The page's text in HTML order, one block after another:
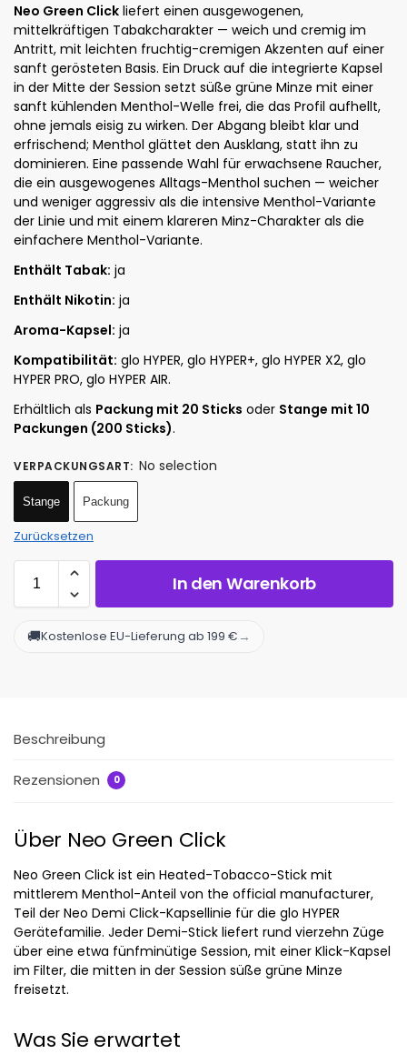
Neo Green Click liefert einen ausgewogenen,
mittelkräftigen Tabakcharakter — weich und cremig im
Antritt, mit leichten fruchtig-cremigen Akzenten auf einer
sanft gerösteten Basis. Ein Druck auf die integrierte Kapsel
in der Mitte der Session setzt süße grüne Minze mit einer
sanft kühlenden Menthol-Welle frei, die das Profil aufhellt,
ohne jemals eisig zu wirken. Der Abgang bleibt klar und
erfrischend; Menthol glättet den Ausklang, statt ihn zu
dominieren. Eine passende Wahl für erwachsene Raucher,
die ein ausgewogenes Alltags-Menthol suchen — weicher
und weniger aggressiv als die intensive Menthol-Variante
der Linie und mit einem klareren Minz-Charakter als die
einfachere Menthol-Variante.
Enthält Tabak: ja
Enthält Nikotin: ja
Aroma-Kapsel: ja
Kompatibilität: glo HYPER, glo HYPER+, glo HYPER X2, glo
HYPER PRO, glo HYPER AIR.
Erhältlich als Packung mit 20 Sticks oder Stange mit 10
Packungen (200 Sticks).
VERPACKUNGSART: No selection
Stange Packung
Zurücksetzen
In den Warenkorb
🚚Kostenlose EU-Lieferung ab 199 € →
Beschreibung
Rezensionen 0
Über Neo Green Click
Neo Green Click ist ein Heated-Tobacco-Stick mit
mittlerem Menthol-Anteil von the official manufacturer,
Teil der Neo Demi Click-Kapsellinie für die glo HYPER
Gerätefamilie. Jeder Demi-Stick liefert rund vierzehn Züge
über eine etwa fünfminütige Session, mit einer Klick-Kapsel
im Filter, die mitten in der Session süße grüne Minze
freisetzt.
Was Sie erwartet